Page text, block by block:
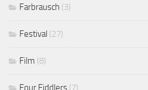
Farbrausch (3)
Festival (27)
Film (8)
Four Fiddlers (7)